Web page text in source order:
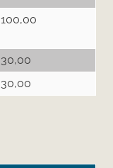
100,00
30,00
30,00